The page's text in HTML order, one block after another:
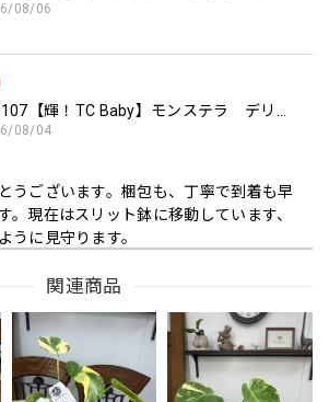
08/06
★3107【輝！TC Baby】モンステラ デリシオーサ ミントTC Baby苗（2号素焼き鉢）
08/04
うございます。梱包も、丁寧で到着も早
。現在はスリット鉢に移動しています、
うに見守ります。
しいレビューをいただき、誠にあり
います🌿 元気な状態でお届けでき、
スピードにもご満足いただけたとの
ッフ一同大変嬉しく思っております
ット鉢へ植え替えてくださったので
関連商品